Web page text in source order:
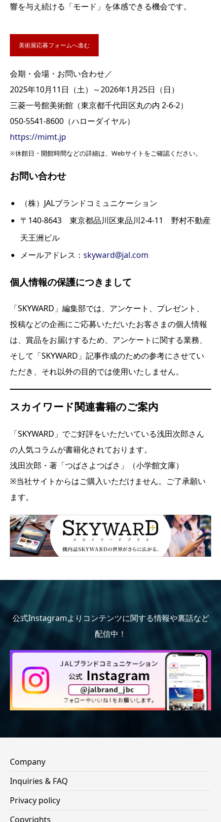
響を与え続ける「モード」を体感できる機会です。
美術展応募フォームへ進む
会期・会場・お問い合わせ／
2025年10月11日（土）～2026年1月25日（日）
三菱一号館美術館（東京都千代田区丸の内 2-6-2）
050-5541-8600（ハローダイヤル）
https://mimt.jp
※休館日・開館時間などの詳細は、Webサイトをご確認ください。
お問い合わせ
（株）JALブランドコミュニケーション
〒140-8643 東京都品川区東品川2-4-11 野村不動産
天王洲ビル
メールアドレス： skyward@jal.com
個人情報の保護につきまして
「SKYWARD」編集部では、アンケート、プレゼント、
投稿などの企画にご応募いただいたお客さまの個人情報
は、賞品をお届けするため、アンケートに関する業務、
そして「SKYWARD」記事作成のための参考にさせてい
ただき、それ以外の目的では使用いたしません。
スカイワード関連書籍のご案内
「SKYWARD」でご好評をいただいている浅田次郎さん
の人気コラムが書籍化されております。
浅田次郎・著「つばさよつばさ」（小学館文庫）
※当社サイトからはご購入いただけません。ご了承願い
ます。
公式Instagramよりコンテンツに関する情報や裏話など
配信中！
Company
Inquiries & FAQ
Privacy policy
Copyrights